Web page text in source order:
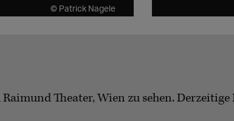
© Patrick Nagele
Theater, Wien zu sehen.